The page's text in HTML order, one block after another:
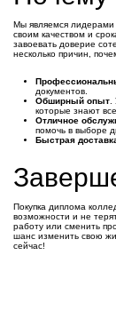
Мы являемся лидерами
своим качеством и
завоевать доверие
несколько причин,
документов.
Обширный опыт
которые знают
Отличное
помочь в выборе
Быстрая
Покупка диплома
возможности и не
работу или сменить
шанс изменить свою
сейчас!